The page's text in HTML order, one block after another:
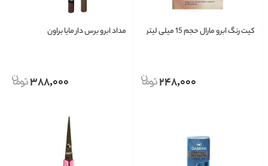
کیت رنگ ابرو مارال حجم 15 میلی لیتر
248,000
مداد ابرو برس دار مایا براون
388,000